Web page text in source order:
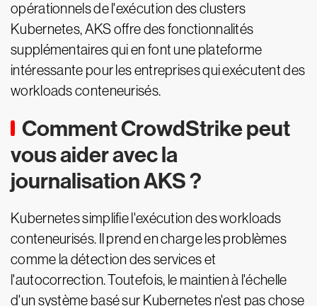
opérationnels de l'exécution des clusters
Kubernetes, AKS offre des fonctionnalités
supplémentaires qui en font une plateforme
intéressante pour les entreprises qui exécutent des
workloads conteneurisés.
Comment CrowdStrike peut
vous aider avec la
journalisation AKS ?
Kubernetes simplifie l'exécution des workloads
conteneurisés. Il prend en charge les problèmes
comme la détection des services et
l'autocorrection. Toutefois, le maintien à l'échelle
d'un système basé sur Kubernetes n'est pas chose